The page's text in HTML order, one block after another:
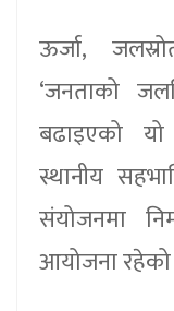
ऊर्जा,
‘जनताको
बढाइएको
स्थानीय
संयोजनमा
आयोजना